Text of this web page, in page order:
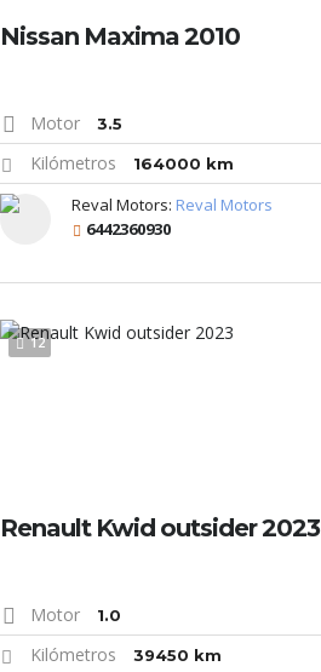
Nissan Maxima 2010
Motor 3.5
Kilómetros 164000 km
Reval Motors: Reval Motors
6442360930
12
Renault Kwid outsider 2023
Motor 1.0
Kilómetros 39450 km